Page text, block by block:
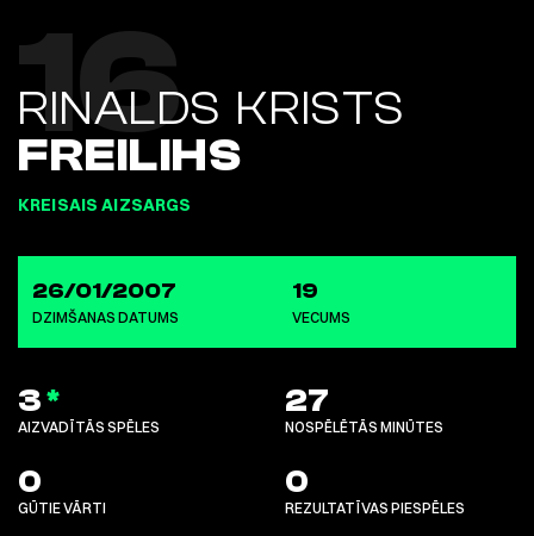
16
RINALDS KRISTS
FREILIHS
KREISAIS AIZSARGS
26/01/2007
DZIMŠANAS DATUMS
19
VECUMS
3*
AIZVADĪTĀS SPĒLES
27
NOSPĒLĒTĀS MINŪTES
0
GŪTIE VĀRTI
0
REZULTATĪVAS PIESPĒLES